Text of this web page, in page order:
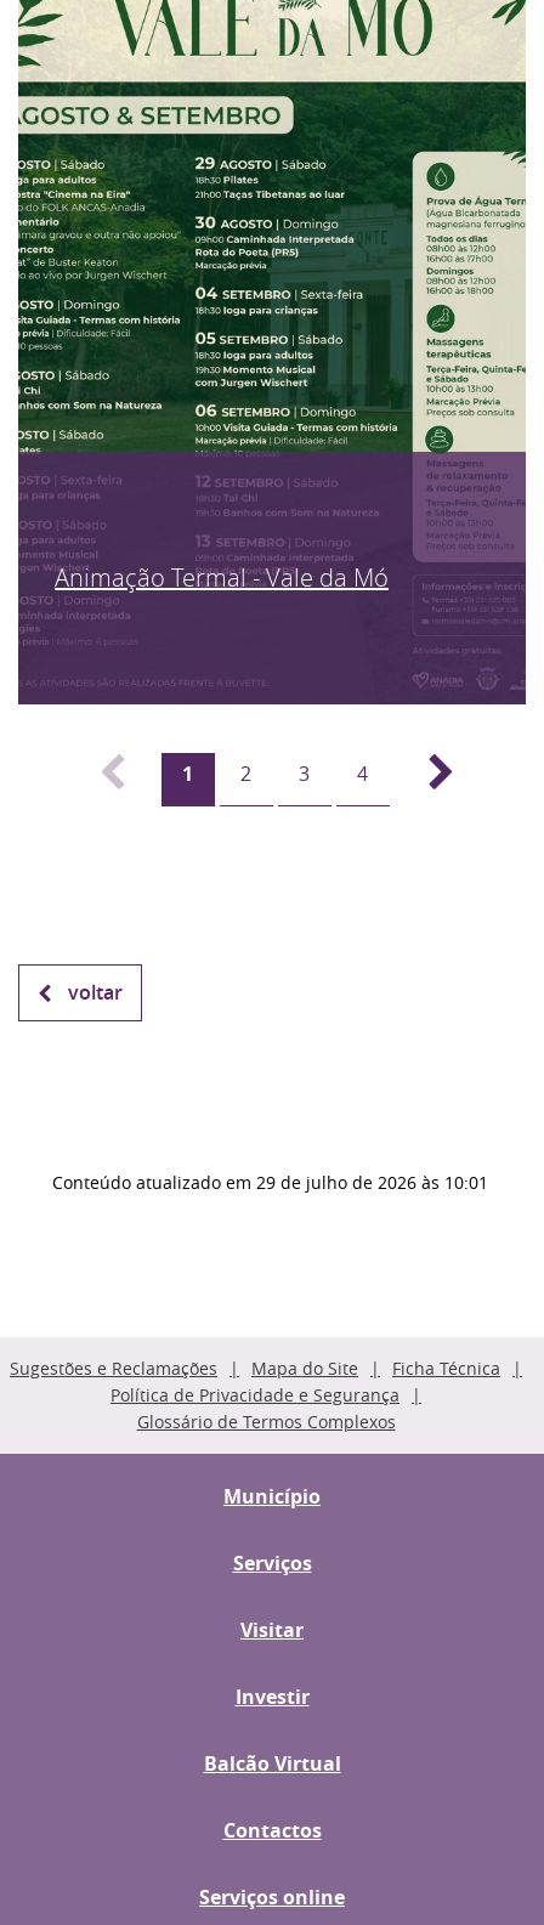
Animação Termal - Vale da Mó
1 2 3 4
voltar
Conteúdo atualizado em 29 de julho de 2026 às 10:01
Sugestões e Reclamações Mapa do Site
Ficha Técnica
Política de Privacidade e Segurança
Glossário de Termos Complexos
Município
Serviços
Visitar
Investir
Balcão Virtual
Contactos
Serviços online